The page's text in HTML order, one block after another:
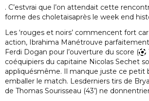
. C’estvrai que l’on attendait cette
forme des choletaisaprès le week end
Les ‘rouges et noirs’ commencent fort
action, Ibrahima Manétrouve
Ferdi Dogan pour l’ouverture du score (
coéquipiers du capitaine Nicolas Sechet
appliquésmême. Il manque juste ce petit
emballer le match. Lesderniers tirs de
de Thomas Sourisseau (43’) ne